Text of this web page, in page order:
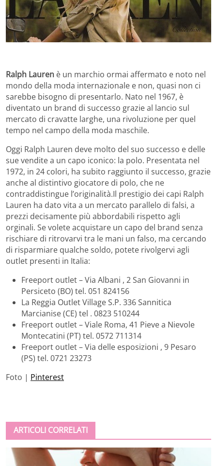
Ralph Lauren è un marchio ormai affermato e noto nel
mondo della moda internazionale e non, quasi non ci
sarebbe bisogno di presentarlo. Nato nel 1967, è
diventato un brand di successo grazie al lancio sul
mercato di cravatte larghe, una rivoluzione per quel
tempo nel campo della moda maschile.
Oggi Ralph Lauren deve molto del suo successo e delle
sue vendite a un capo iconico: la polo. Presentata nel
1972, in 24 colori, ha subito raggiunto il successo, grazie
anche al distintivo giocatore di polo, che ne
contraddistingue l’originalità.Il prestigio dei capi Ralph
Lauren ha dato vita a un mercato parallelo di falsi, a
prezzi decisamente più abbordabili rispetto agli
orginali. Se volete acquistare un capo del brand senza
rischiare di ritrovarvi tra le mani un falso, ma cercando
di risparmiare qualche soldo, potete rivolgervi agli
outlet presenti in Italia:
Freeport outlet – Via Albani , 2 San Giovanni in
Persiceto (BO) tel. 051 824156
La Reggia Outlet Village S.P. 336 Sannitica
Marcianise (CE) tel . 0823 510244
Freeport outlet – Viale Roma, 41 Pieve a Nievole
Montecatini (PT) tel. 0572 711314
Freeport outlet – Via delle esposizioni , 9 Pesaro
(PS) tel. 0721 23273
Foto | Pinterest
ARTICOLI CORRELATI